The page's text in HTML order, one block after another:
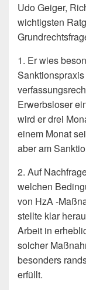
Udo Geiger,
wichtigsten
1. Er wies
Sanktionspraxis
Erwerbsloser
wird er drei
einem Monat
aber am
2. Auf
welchen
von HzA -
stellte klar
Arbeit in
solcher
besonders
erfüllt.